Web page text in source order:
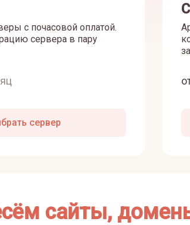
с почасовой оплатой.
сервера в пару
сервер
сайты,